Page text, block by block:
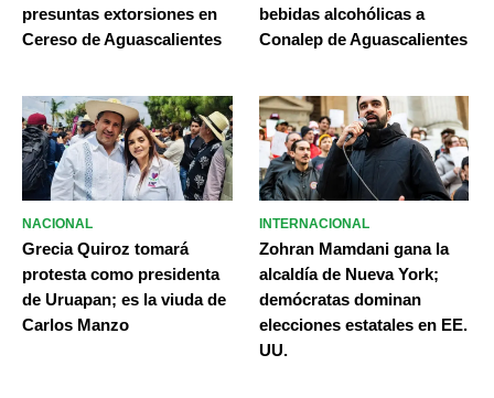
presuntas extorsiones en
Cereso de Aguascalientes
bebidas alcohólicas a
Conalep de Aguascalientes
NACIONAL
Grecia Quiroz tomará
protesta como presidenta
de Uruapan; es la viuda de
Carlos Manzo
INTERNACIONAL
Zohran Mamdani gana la
alcaldía de Nueva York;
demócratas dominan
elecciones estatales en EE.
UU.